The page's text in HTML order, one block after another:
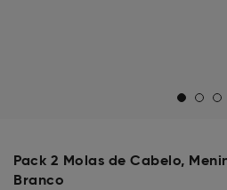
Pack 2 Molas de Cabelo,
Branco